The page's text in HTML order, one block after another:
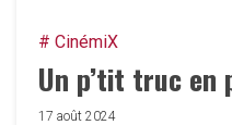
# CinémiX
Un p’tit truc en
17 août 2024